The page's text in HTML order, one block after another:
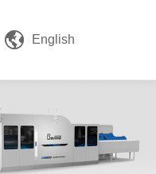
English